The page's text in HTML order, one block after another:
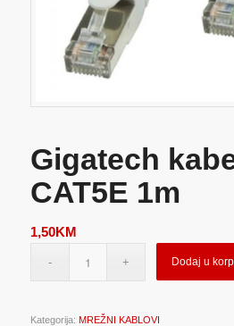
Gigatech
CAT5E 1m
1,50KM
Dodaj u
Kategorija: MREŽNI KABLOVI